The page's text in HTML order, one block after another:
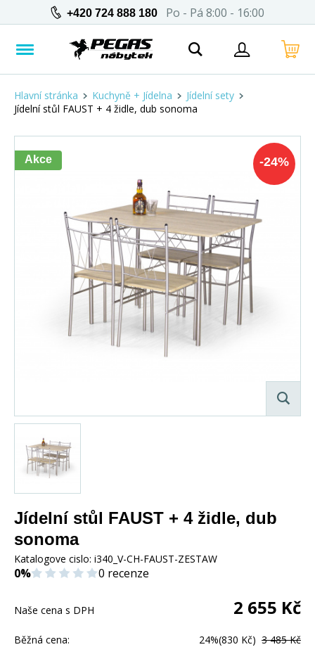
+420 724 888 180 Po - Pá 8:00 - 16:00
Hlavní stránka Kuchyně + Jídelna
Jídelní sety
Jídelní stůl FAUST + 4 židle, dub sonoma
-24%
Akce
Jídelní stůl FAUST + 4 židle, dub
sonoma
Katalogove cislo: i340_V-CH-FAUST-ZESTAW
0% 0 recenze
Naše cena s DPH 2 655 Kč
Běžná cena: 24%(830 Kč) 3 485 Kč